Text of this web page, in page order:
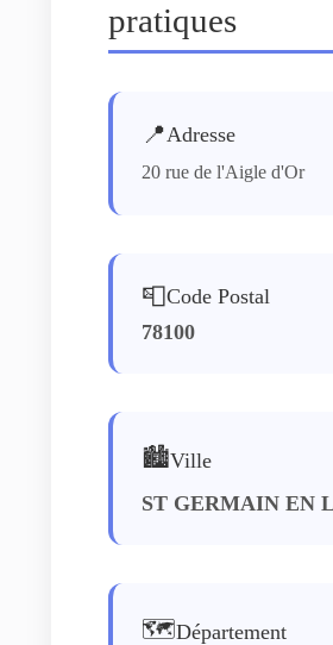
pratiques
📍Adresse
20 rue de l'Aigle d'Or
📮Code Postal
78100
🏙️Ville
ST GERMAIN EN
🗺️Département